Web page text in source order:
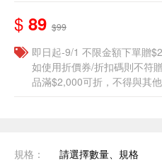
$ 89 $99
即日起-9/1 不限金額下單贈
如使用折價券/折扣碼則不符
品滿$2,000可折，不得與其
規格： 請選擇數量、規格